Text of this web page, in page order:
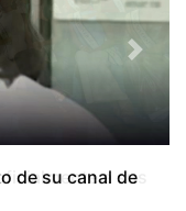
a sus
Next